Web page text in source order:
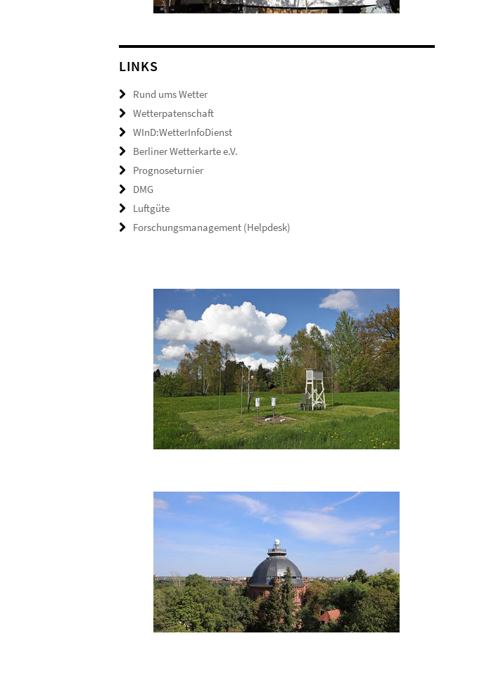
LINKS
Rund ums Wetter
Wetterpatenschaft
WInD:WetterInfoDienst
Berliner Wetterkarte e.V.
Prognoseturnier
DMG
Luftgüte
Forschungsmanagement (Helpdesk)